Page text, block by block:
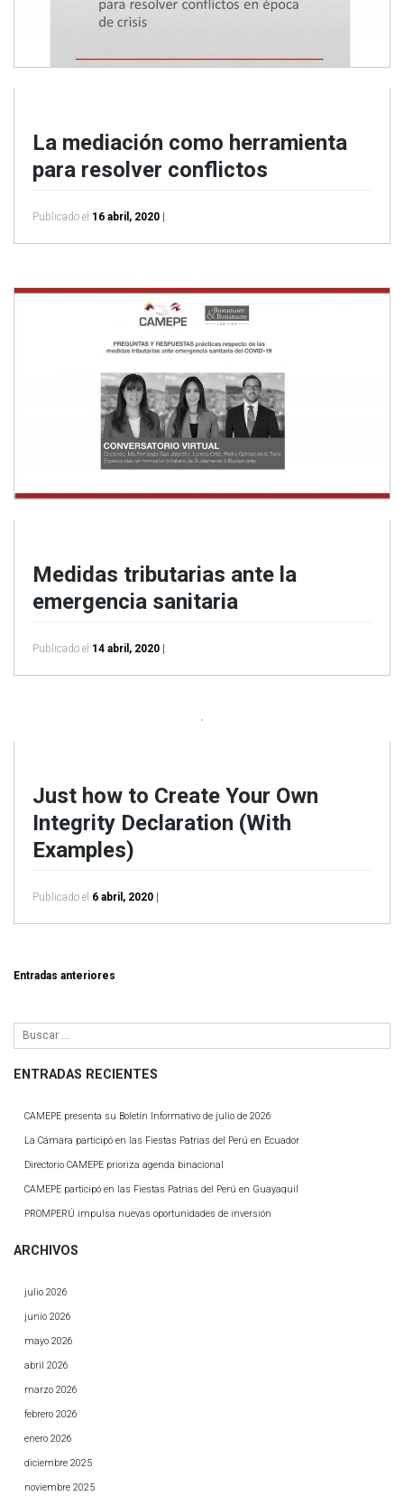
La mediación como herramienta
para resolver conflictos
Publicado el 16 abril, 2020
Medidas tributarias ante la
emergencia sanitaria
Publicado el 14 abril, 2020
Just how to Create Your Own
Integrity Declaration (With
Examples)
Publicado el 6 abril, 2020 |
Navegación
entradas
Entradas anteriores
ENTRADAS RECIENTES
CAMEPE presenta su Boletín Informativo de julio de 2026
La Cámara participó en las Fiestas Patrias del Perú en Ecuador
Directorio CAMEPE prioriza agenda binacional
CAMEPE participó en las Fiestas Patrias del Perú en Guayaquil
PROMPERÚ impulsa nuevas oportunidades de inversión
ARCHIVOS
julio 2026
junio 2026
mayo 2026
abril 2026
marzo 2026
febrero 2026
enero 2026
diciembre 2025
noviembre 2025